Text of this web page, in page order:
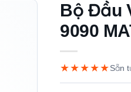
Bộ Đầu
9090
★★★★★Sẵn